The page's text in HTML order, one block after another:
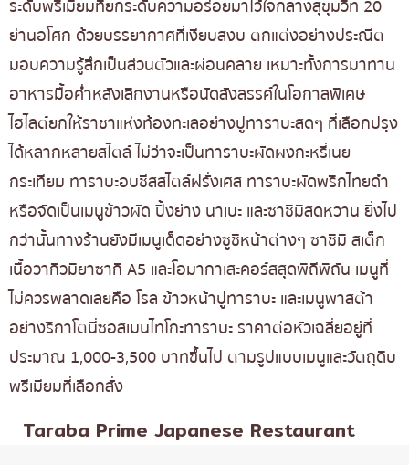
ระดับพรีเมียมที่ยกระดับความอร่อยมาไว้ใจกลางสุขุมวิท 20
ย่านอโศก ด้วยบรรยากาศที่เงียบสงบ ตกแต่งอย่างประณีต
มอบความรู้สึกเป็นส่วนตัวและผ่อนคลาย เหมาะทั้งการมาทาน
อาหารมื้อค่ำหลังเลิกงานหรือนัดสังสรรค์ในโอกาสพิเศษ
ไฮไลต์ยกให้ราชาแห่งท้องทะเลอย่างปูทาราบะสดๆ ที่เลือกปรุง
ได้หลากหลายสไตล์ ไม่ว่าจะเป็นทาราบะผัดผงกะหรี่เนย
กระเทียม ทาราบะอบชีสสไตล์ฝรั่งเศส ทาราบะผัดพริกไทยดำ
หรือจัดเป็นเมนูข้าวผัด ปิ้งย่าง นาเบะ และซาชิมิสดหวาน ยิ่งไป
กว่านั้นทางร้านยังมีเมนูเด็ดอย่างซูชิหน้าต่างๆ ซาชิมิ สเต็ก
เนื้อวากิวมิยาซากิ A5 และโอมากาเสะคอร์สสุดพิถีพิถัน เมนูที่
ไม่ควรพลาดเลยคือ โรล ข้าวหน้าปูทาราบะ และเมนูพาสต้า
อย่างริกาโตนี่ซอสเมนไทโกะทาราบะ ราคาต่อหัวเฉลี่ยอยู่ที่
ประมาณ 1,000-3,500 บาทขึ้นไป ตามรูปแบบเมนูและวัตถุดิบ
พรีเมียมที่เลือกสั่ง
Taraba Prime Japanese Restaurant